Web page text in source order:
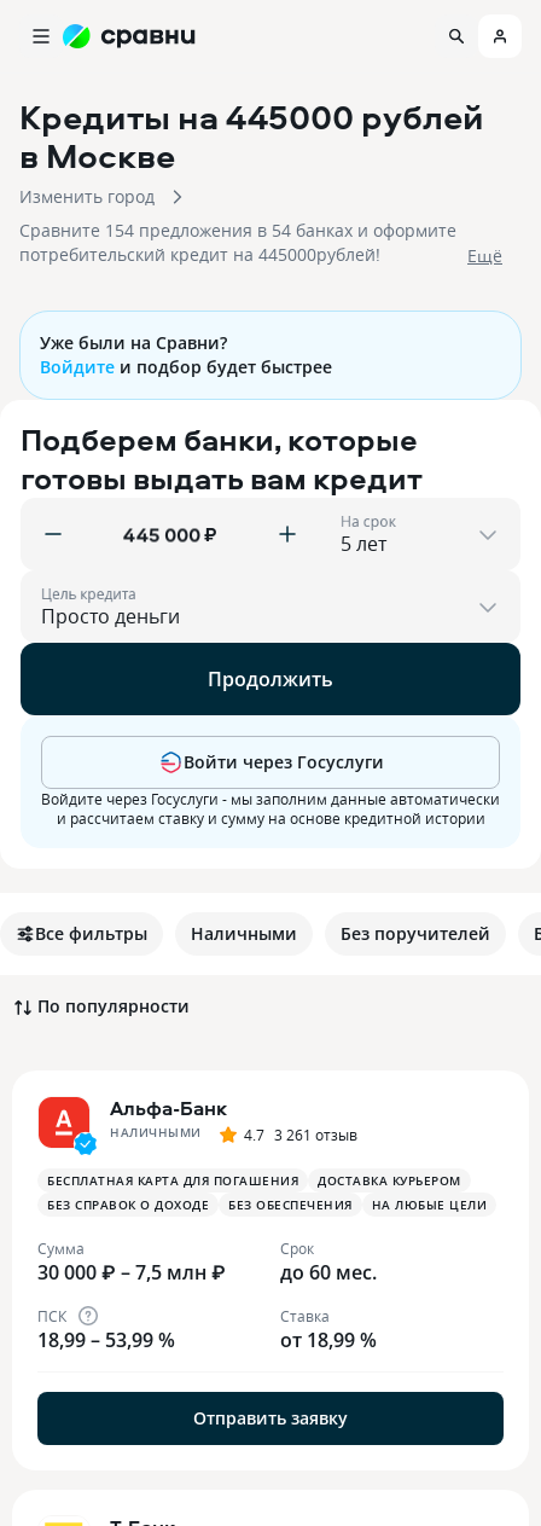
Кредиты на 445000 рублей
в Москве
Изменить город
Сравните 154 предложения в 54 банках и оформите
потребительский кредит на 445000рублей!
Eщё
Уже были на Сравни?
Войдите и подбор будет быстрее
Подберем банки, которые
готовы выдать вам кредит
₽ На срок
Цель кредита
Продолжить
Войдите через Госуслуги - мы заполним данные автоматически
и рассчитаем ставку и сумму на основе кредитной истории
Войти через Госуслуги
Все фильтры Наличными Без поручителей
По популярности
Альфа-Банк
НАЛИЧНЫМИ 4.7 3 261 отзыв
БЕСПЛАТНАЯ КАРТА ДЛЯ ПОГАШЕНИЯ
ДОСТАВКА КУРЬЕРОМ
БЕЗ СПРАВОК О ДОХОДЕ
БЕЗ ОБЕСПЕЧЕНИЯ НА ЛЮБЫЕ ЦЕЛИ
Сумма
30 000 ₽ – 7,5 млн ₽
Срок
до 60 мес.
ПСК
18,99 – 53,99 %
Ставка
от 18,99 %
Отправить заявку